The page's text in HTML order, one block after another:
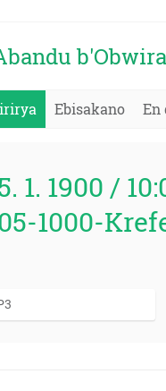
Ebisakano En
1. 1900 /
1000-